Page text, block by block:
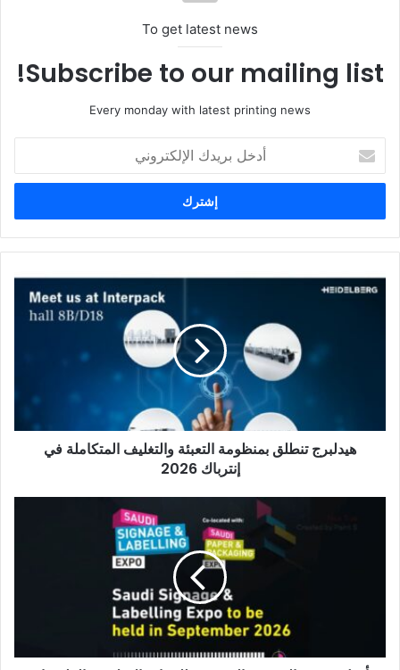
للمؤتمرات والمعارض (RICEC).
To get latest news
Subscribe to our mailing list!
Every monday with latest printing news
بريدك
الإلكتروني
هيدلبرج
تنطلق
2026
هيدلبرج تنطلق بمنظومة التعبئة والتغليف المتكاملة في
إنترباك 2026
إلى